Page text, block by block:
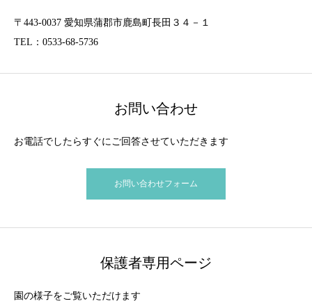
〒443-0037 愛知県蒲郡市鹿島町長田３４－１
TEL：0533-68-5736
お問い合わせ
お電話でしたらすぐにご回答させていただきます
お問い合わせフォーム
保護者専用ページ
園の様子をご覧いただけます